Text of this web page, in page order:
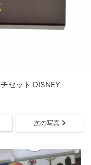
セット DISNEY
次の写真